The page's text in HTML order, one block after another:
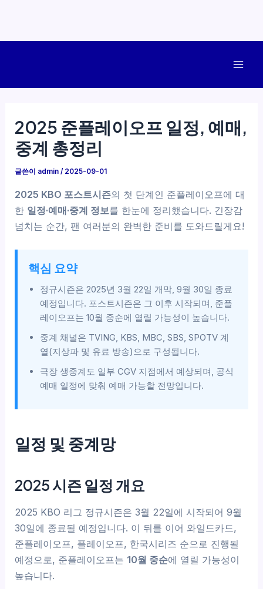
2025 준플레이오프 일정, 예매,
중계 총정리
글쓴이 admin/ 2025-09-01
2025 KBO 포스트시즌의 첫 단계인 준플레이오프에 대
한 일정·예매·중계 정보를 한눈에 정리했습니다. 긴장감
넘치는 순간, 팬 여러분의 완벽한 준비를 도와드릴게요!
핵심 요약
정규시즌은 2025년 3월 22일 개막, 9월 30일 종료
예정입니다. 포스트시즌은 그 이후 시작되며, 준플
레이오프는 10월 중순에 열릴 가능성이 높습니다.
중계 채널은 TVING, KBS, MBC, SBS, SPOTV 계
열(지상파 및 유료 방송)으로 구성됩니다.
극장 생중계도 일부 CGV 지점에서 예상되며, 공식
예매 일정에 맞춰 예매 가능할 전망입니다.
일정 및 중계망
2025 시즌 일정 개요
2025 KBO 리그 정규시즌은 3월 22일에 시작되어 9월
30일에 종료될 예정입니다. 이 뒤를 이어 와일드카드,
준플레이오프, 플레이오프, 한국시리즈 순으로 진행될
예정으로, 준플레이오프는 10월 중순에 열릴 가능성이
높습니다.